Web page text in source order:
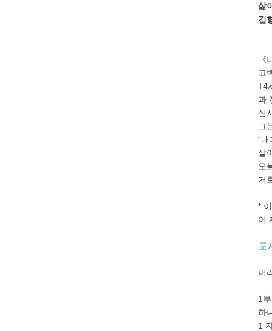
삶
김
고
14
과
신
그
“
살
오
거
*
어
도
머
1부
하
1